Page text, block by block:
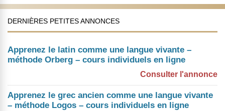
DERNIÈRES PETITES ANNONCES
Apprenez le latin comme une langue vivante –
méthode Orberg – cours individuels en ligne
Consulter l'annonce
Apprenez le grec ancien comme une langue vivante
– méthode Logos – cours individuels en ligne